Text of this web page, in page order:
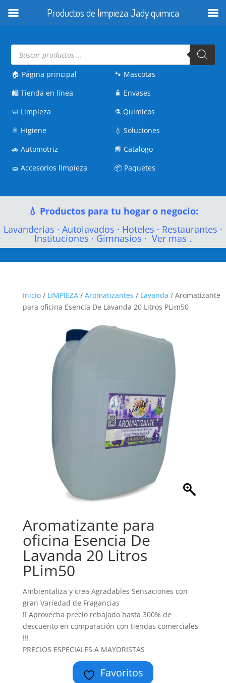
Búsqueda
productos
🏠 Página principal
🛍️Tienda en línea
🧼 Limpieza
🚿 Higiene
🚗Automotriz
🧽Accesorios limpieza
🐾 Mascotas
🧴 Envases
⚗️Quimicos
💧Soluciones
📘Catalogo
📦 Paquetes
💧 Productos para tu hogar o negocio:
Lavanderias · Autolavados · Hoteles · Restaurantes ·
Instituciones · Gimnasios · Ver mas .
Inicio/ LIMPIEZA/ Aromatizantes / Lavanda / Aromatizante
para oficina Esencia De Lavanda 20 Litros PLim50
Aromatizante para
oficina Esencia De
Lavanda 20 Litros
PLim50
Ambientaliza y crea Agradables Sensaciones con
gran Variedad de Fragancias
!! Aprovecha precio rebajado hasta 300% de
descuento en comparación con tiendas comerciales
!!!
PRECIOS ESPECIALES A MAYORISTAS
Favoritos
Productos de limpieza Jady quimica